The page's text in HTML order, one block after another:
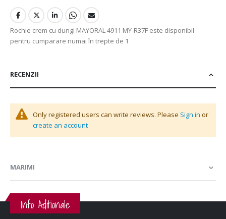
Rochie crem cu dungi MAYORAL 4911 MY-R37F este disponibil
pentru cumparare numai în trepte de 1
RECENZII
Only registered users can write reviews. Please Sign in or
create an account
MARIMI
Info Aditionale